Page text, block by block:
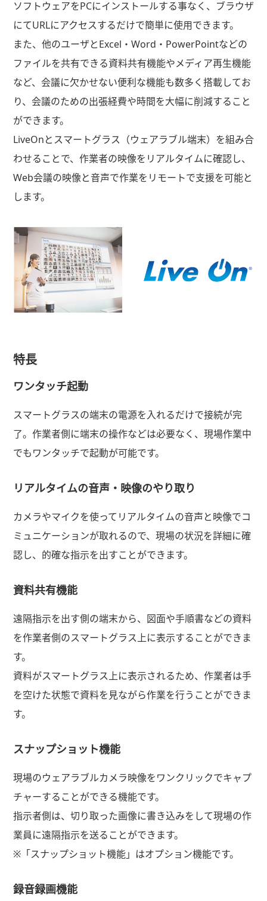
ソフトウェアをPCにインストールする事なく、ブラウザ
にてURLにアクセスするだけで簡単に使用できます。
また、他のユーザとExcel・Word・PowerPointなどの
ファイルを共有できる資料共有機能やメディア再生機能
など、会議に欠かせない便利な機能も数多く搭載してお
り、会議のための出張経費や時間を大幅に削減すること
ができます。
LiveOnとスマートグラス（ウェアラブル端末）を組み合
わせることで、作業者の映像をリアルタイムに確認し、
Web会議の映像と音声で作業をリモートで支援を可能と
します。
特長
ワンタッチ起動
スマートグラスの端末の電源を入れるだけで接続が完
了。作業者側に端末の操作などは必要なく、現場作業中
でもワンタッチで起動が可能です。
リアルタイムの音声・映像のやり取り
カメラやマイクを使ってリアルタイムの音声と映像でコ
ミュニケーションが取れるので、現場の状況を詳細に確
認し、的確な指示を出すことができます。
資料共有機能
遠隔指示を出す側の端末から、図面や手順書などの資料
を作業者側のスマートグラス上に表示することができま
す。
資料がスマートグラス上に表示されるため、作業者は手
を空けた状態で資料を見ながら作業を行うことができま
す。
スナップショット機能
現場のウェアラブルカメラ映像をワンクリックでキャプ
チャーすることができる機能です。
指示者側は、切り取った画像に書き込みをして現場の作
業員に遠隔指示を送ることができます。
※「スナップショット機能」はオプション機能です。
録音録画機能